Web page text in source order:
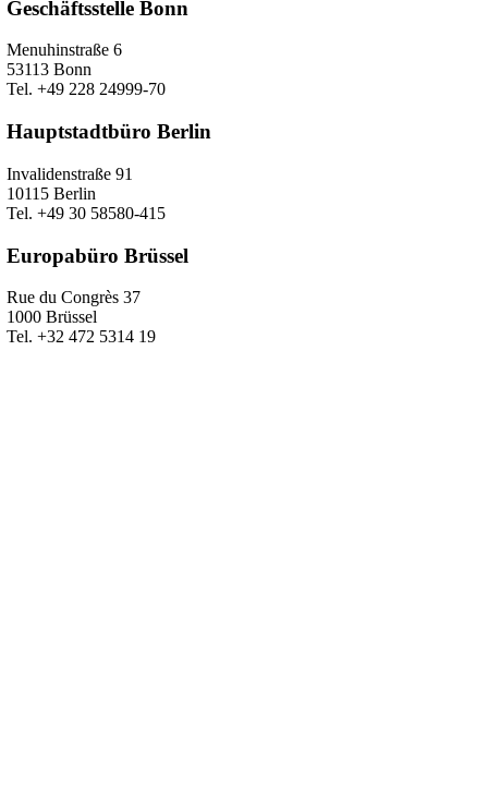
Geschäftsstelle Bonn
Menuhinstraße 6
53113 Bonn
Tel. +49 228 24999-70
Hauptstadtbüro Berlin
Invalidenstraße 91
10115 Berlin
Tel. +49 30 58580-415
Europabüro Brüssel
Rue du Congrès 37
1000 Brüssel
Tel. +32 472 5314 19